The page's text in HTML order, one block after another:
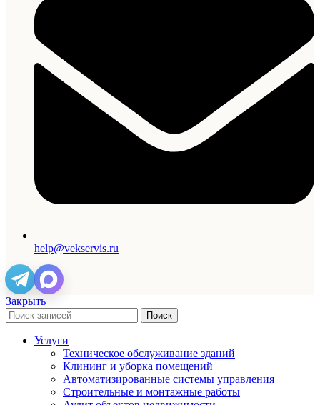
help@vekservis.ru
Закрыть
Поиск
Услуги
Техническое обслуживание зданий
Клининг и уборка помещений
Автоматизированные системы управления
Строительные и монтажные работы